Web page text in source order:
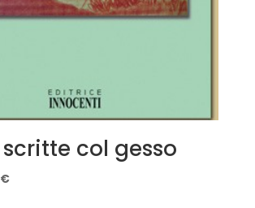
scritte col gesso
€